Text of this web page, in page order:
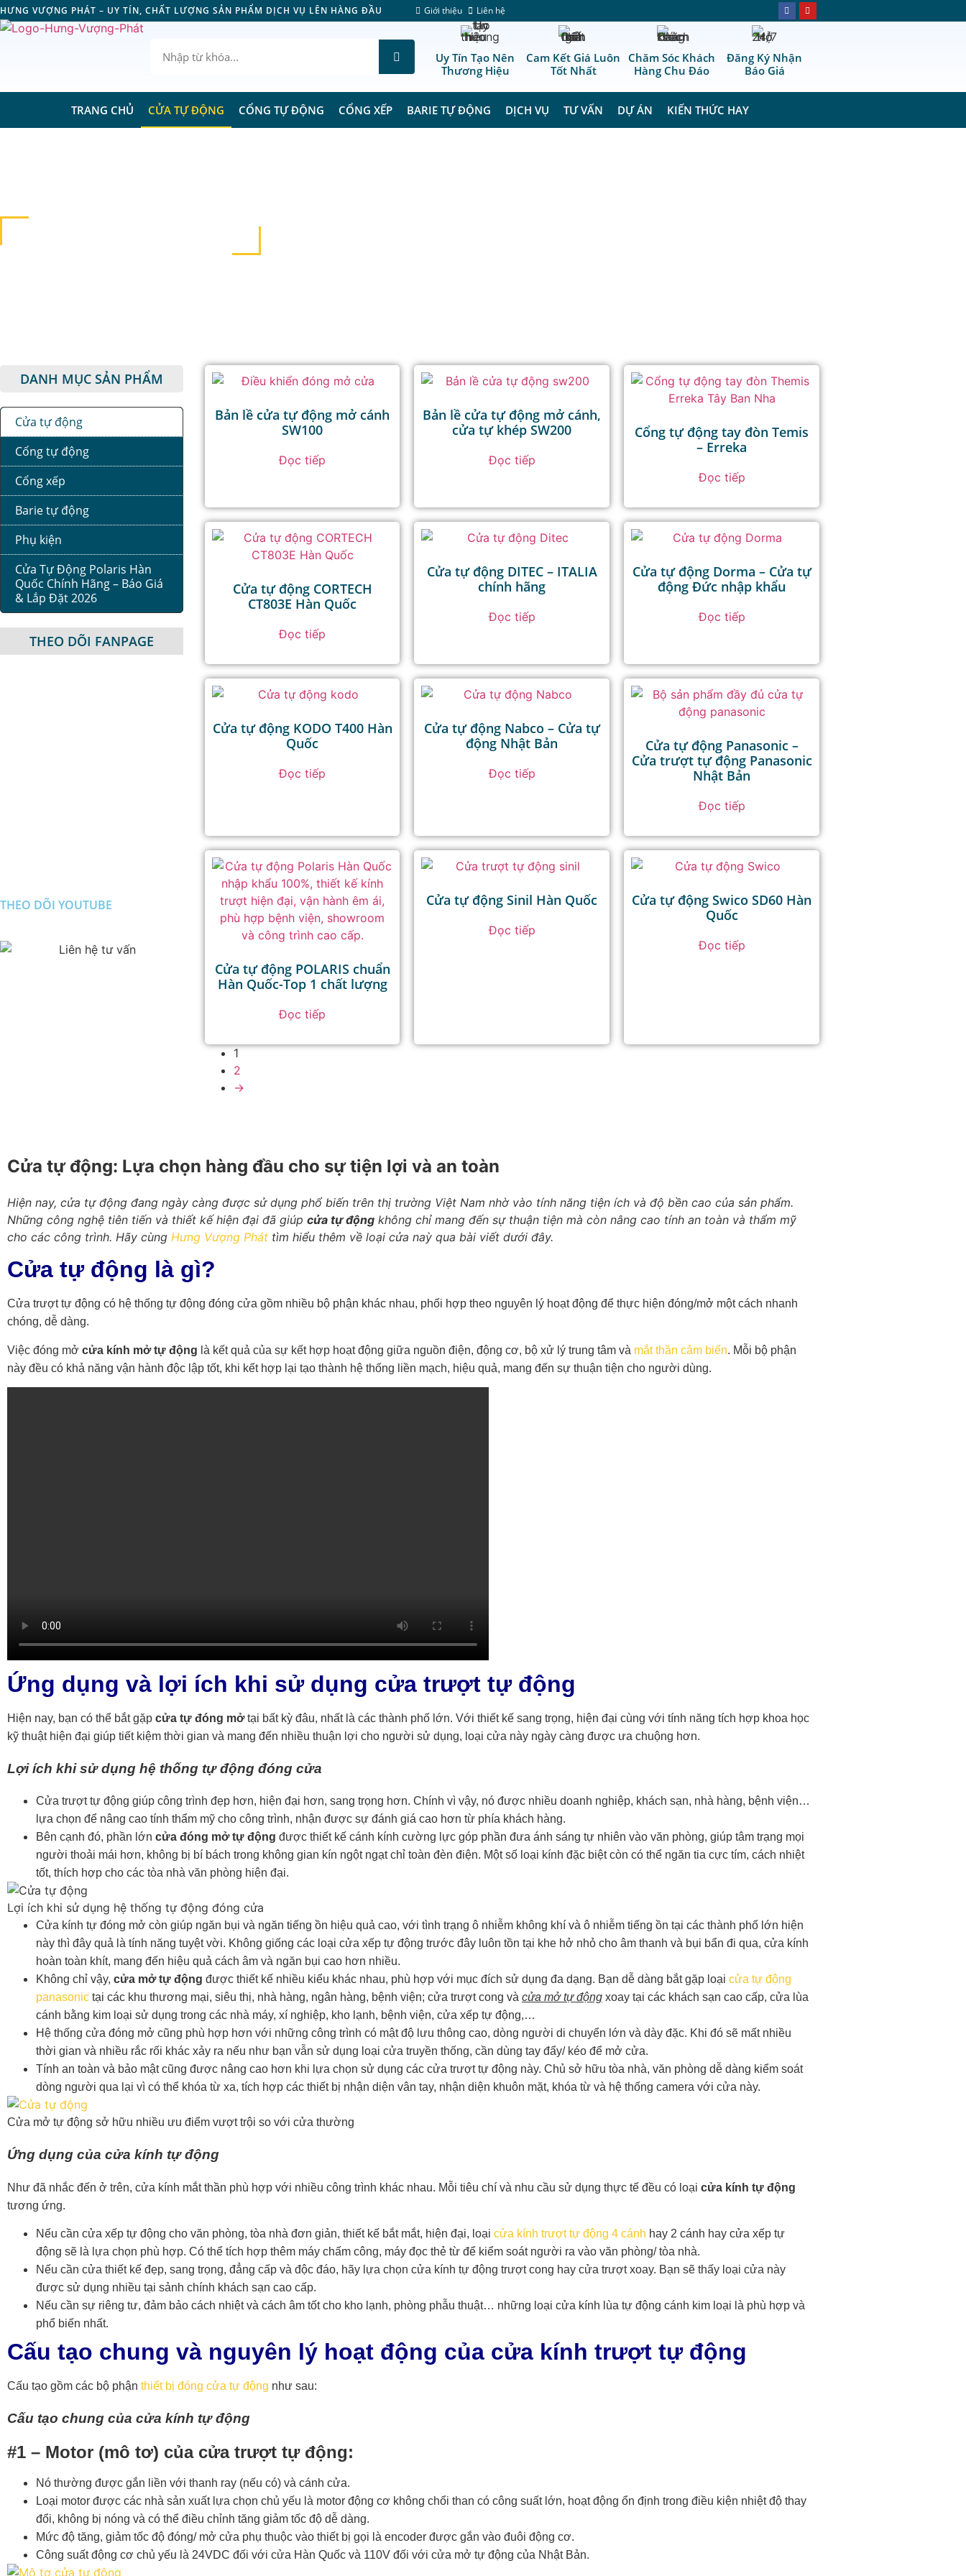
HƯNG VƯỢNG PHÁT – UY TÍN, CHẤT LƯỢNG SẢN PHẨM DỊCH VỤ LÊN HÀNG ĐẦU Giới thiệu Liên hệ
Uy Tín Tạo Nên
Thương Hiệu
Cam Kết Giá Luôn
Tốt Nhất
Chăm Sóc Khách
Hàng Chu Đáo
Đăng Ký Nhận
Báo Giá
TRANG CHỦ CỬA TỰ ĐỘNG CỔNG TỰ ĐỘNG CỔNG XẾP BARIE TỰ ĐỘNG DỊCH VỤ TƯ VẤN DỰ ÁN KIẾN THỨC HAY
DANH MỤC SẢN PHẨM
Cửa tự động
Cổng tự động
Cổng xếp
Barie tự động
Phụ kiện
Cửa Tự Động Polaris Hàn
Quốc Chính Hãng – Báo Giá
& Lắp Đặt 2026
THEO DÕI FANPAGE
THEO DÕI YOUTUBE
Bản lề cửa tự động mở cánh
SW100
Đọc tiếp
Bản lề cửa tự động mở cánh,
cửa tự khép SW200
Đọc tiếp
Cổng tự động tay đòn Temis
– Erreka
Đọc tiếp
Cửa tự động CORTECH
CT803E Hàn Quốc
Đọc tiếp
Cửa tự động DITEC – ITALIA
chính hãng
Đọc tiếp
Cửa tự động Dorma – Cửa tự
động Đức nhập khẩu
Đọc tiếp
Cửa tự động KODO T400 Hàn
Quốc
Đọc tiếp
Cửa tự động Nabco – Cửa tự
động Nhật Bản
Đọc tiếp
Cửa tự động Panasonic –
Cửa trượt tự động Panasonic
Nhật Bản
Đọc tiếp
Cửa tự động POLARIS chuẩn
Hàn Quốc-Top 1 chất lượng
Đọc tiếp
Cửa tự động Sinil Hàn Quốc
Đọc tiếp
Cửa tự động Swico SD60 Hàn
Quốc
Đọc tiếp
1
2
→
Cửa tự động: Lựa chọn hàng đầu cho sự tiện lợi và an toàn
Hiện nay, cửa tự động đang ngày càng được sử dụng phổ biến trên thị trường Việt Nam nhờ vào tính năng tiện ích và độ bền cao của sản phẩm.
Những công nghệ tiên tiến và thiết kế hiện đại đã giúp cửa tự động không chỉ mang đến sự thuận tiện mà còn nâng cao tính an toàn và thẩm mỹ
cho các công trình. Hãy cùng Hưng Vượng Phát tìm hiểu thêm về loại cửa naỳ qua bài viết dưới đây.
Cửa tự động là gì?
Cửa trượt tự động có hệ thống tự động đóng cửa gồm nhiều bộ phận khác nhau, phối hợp theo nguyên lý hoạt động để thực hiện đóng/mở một cách nhanh
chóng, dễ dàng.
Việc đóng mở cửa kính mở tự động là kết quả của sự kết hợp hoạt động giữa nguồn điện, động cơ, bộ xử lý trung tâm và mắt thần cảm biến. Mỗi bộ phận
này đều có khả năng vận hành độc lập tốt, khi kết hợp lại tạo thành hệ thống liền mạch, hiệu quả, mang đến sự thuận tiện cho người dùng.
Ứng dụng và lợi ích khi sử dụng cửa trượt tự động
Hiện nay, bạn có thể bắt gặp cửa tự đóng mởtại bất kỳ đâu, nhất là các thành phố lớn. Với thiết kế sang trọng, hiện đại cùng với tính năng tích hợp khoa học
kỹ thuật hiện đại giúp tiết kiệm thời gian và mang đến nhiều thuận lợi cho người sử dụng, loại cửa này ngày càng được ưa chuộng hơn.
Lợi ích khi sử dụng hệ thống tự động đóng cửa
Cửa trượt tự động giúp công trình đẹp hơn, hiện đại hơn, sang trọng hơn. Chính vì vậy, nó được nhiều doanh nghiệp, khách sạn, nhà hàng, bệnh viện…
lựa chọn để nâng cao tính thẩm mỹ cho công trình, nhận được sự đánh giá cao hơn từ phía khách hàng.
Bên cạnh đó, phần lớn cửa đóng mở tự động được thiết kế cánh kính cường lực góp phần đưa ánh sáng tự nhiên vào văn phòng, giúp tâm trạng mọi
người thoải mái hơn, không bị bí bách trong không gian kín ngột ngạt chỉ toàn đèn điện. Một số loại kính đặc biệt còn có thể ngăn tia cực tím, cách nhiệt
tốt, thích hợp cho các tòa nhà văn phòng hiện đại.
Lợi ích khi sử dụng hệ thống tự động đóng cửa
Cửa kính tự đóng mở còn giúp ngăn bụi và ngăn tiếng ồn hiệu quả cao, với tình trạng ô nhiễm không khí và ô nhiễm tiếng ồn tại các thành phố lớn hiện
này thì đây quả là tính năng tuyệt vời. Không giống các loại cửa xếp tự động trước đây luôn tồn tại khe hở nhỏ cho âm thanh và bụi bẩn đi qua, cửa kính
hoàn toàn khít, mang đến hiệu quả cách âm và ngăn bụi cao hơn nhiều.
Không chỉ vậy, cửa mở tự động được thiết kế nhiều kiểu khác nhau, phù hợp với mục đích sử dụng đa dạng. Bạn dễ dàng bắt gặp loại cửa tự động
panasonic tại các khu thương mại, siêu thị, nhà hàng, ngân hàng, bệnh viện; cửa trượt cong và cửa mở tự động xoay tại các khách sạn cao cấp, cửa lùa
cánh bằng kim loại sử dụng trong các nhà máy, xí nghiệp, kho lạnh, bệnh viện, cửa xếp tự động,…
Hệ thống cửa đóng mở cũng phù hợp hơn với những công trình có mật độ lưu thông cao, dòng người di chuyển lớn và dày đặc. Khi đó sẽ mất nhiều
thời gian và nhiều rắc rối khác xảy ra nếu như bạn vẫn sử dụng loại cửa truyền thống, cần dùng tay đẩy/ kéo để mở cửa.
Tính an toàn và bảo mật cũng được nâng cao hơn khi lựa chọn sử dụng các cửa trượt tự động này. Chủ sở hữu tòa nhà, văn phòng dễ dàng kiểm soát
dòng người qua lại vì có thể khóa từ xa, tích hợp các thiết bị nhận diện vân tay, nhận diện khuôn mặt, khóa từ và hệ thống camera với cửa này.
Cửa mở tự động sở hữu nhiều ưu điểm vượt trội so với cửa thường
Ứng dụng của cửa kính tự động
Như đã nhắc đến ở trên, cửa kính mắt thần phù hợp với nhiều công trình khác nhau. Mỗi tiêu chí và nhu cầu sử dụng thực tế đều có loại cửa kính tự động
tương ứng.
Nếu cần cửa xếp tự động cho văn phòng, tòa nhà đơn giản, thiết kế bắt mắt, hiện đại, loại cửa kính trượt tự động 4 cánh hay 2 cánh hay cửa xếp tự
động sẽ là lựa chọn phù hợp. Có thể tích hợp thêm máy chấm công, máy đọc thẻ từ để kiểm soát người ra vào văn phòng/ tòa nhà.
Nếu cần cửa thiết kế đẹp, sang trọng, đẳng cấp và độc đáo, hãy lựa chọn cửa kính tự động trượt cong hay cửa trượt xoay. Bạn sẽ thấy loại cửa này
được sử dụng nhiều tại sảnh chính khách sạn cao cấp.
Nếu cần sự riêng tư, đảm bảo cách nhiệt và cách âm tốt cho kho lạnh, phòng phẫu thuật… những loại cửa kính lùa tự động cánh kim loại là phù hợp và
phổ biến nhất.
Cấu tạo chung và nguyên lý hoạt động của cửa kính trượt tự động
Cấu tạo gồm các bộ phận thiết bị đóng cửa tự động như sau:
Cấu tạo chung của cửa kính tự động
#1 – Motor (mô tơ) của cửa trượt tự động:
Nó thường được gắn liền với thanh ray (nếu có) và cánh cửa.
Loại motor được các nhà sản xuấtlựa chọn chủ yếu là motor động cơ không chổi than có công suất lớn, hoạt động ổn định trong điều kiện nhiệt độ thay
đổi, không bị nóng và có thể điều chỉnh tăng giảm tốc độ dễ dàng.
Mức độ tăng, giảm tốc độ đóng/ mở cửa phụ thuộc vào thiết bị gọi là encoder được gắn vào đuôi động cơ.
Công suất động cơ chủ yếu là 24VDC đối với cửa Hàn Quốc và 110V đối với cửa mở tự động của Nhật Bản.